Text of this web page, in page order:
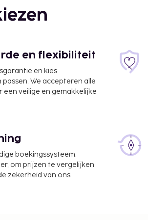
& breakfast kun je
wandel- en fietsroutes
van een lekker
en flexibiliteit
en kies
We accepteren alle
veilige en gemakkelijke
boekingssysteem.
om prijzen te vergelijken
zekerheid van ons